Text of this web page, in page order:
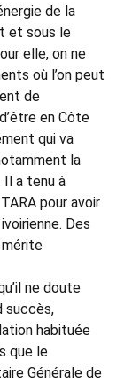
de la
et sous le
elle, on ne
où l’on peut
de
en Côte
qui va
la
Il a tenu à
pour avoir
Des
mérite
ne doute
succès,
habituée
que le
Générale de